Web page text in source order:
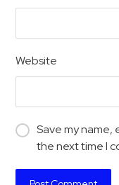
Website
Save my name,
the next time I